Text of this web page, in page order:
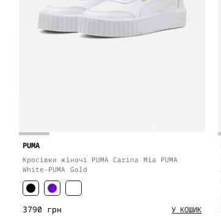
PUMA
Кросівки жіночі PUMA Carina Mia PUMA
White-PUMA Gold
3790 грн У КОШИК